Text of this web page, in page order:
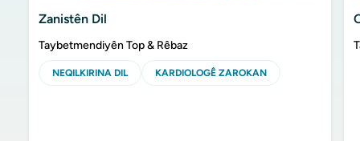
Zanistên Dil
Taybetmendiyên Top & Rêbaz
NEQILKIRINA DIL KARDIOLOGÊ ZAROKAN